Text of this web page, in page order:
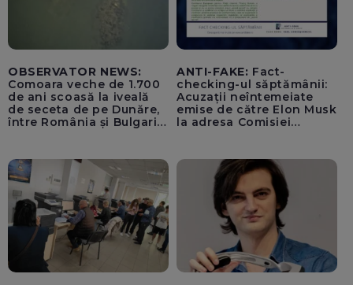
OBSERVATOR NEWS:
Comoara veche de 1.700
de ani scoasă la iveală
de seceta de pe Dunăre,
între România și Bulgaria.
ANTI-FAKE: Fact-
checking-ul săptămânii:
Acuzații neîntemeiate
emise de către Elon Musk
la adresa Comisiei
pentru instaurarea
„cenzurii” pe platforma X